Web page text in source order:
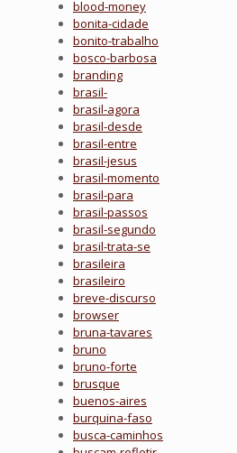
blood-money
bonita-cidade
bonito-trabalho
bosco-barbosa
branding
brasil-
brasil-agora
brasil-desde
brasil-entre
brasil-jesus
brasil-momento
brasil-para
brasil-passos
brasil-segundo
brasil-trata-se
brasileira
brasileiro
breve-discurso
browser
bruna-tavares
bruno
bruno-forte
brusque
buenos-aires
burquina-faso
busca-caminhos